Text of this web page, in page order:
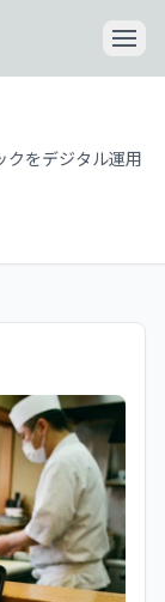
クをデジタル運用